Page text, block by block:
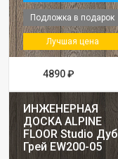
Подложка в подарок
Лучшая цена
4890 ₽
ИНЖЕНЕРНАЯ
ДОСКА ALPINE
FLOOR Studio Дуб
Грей EW200-05